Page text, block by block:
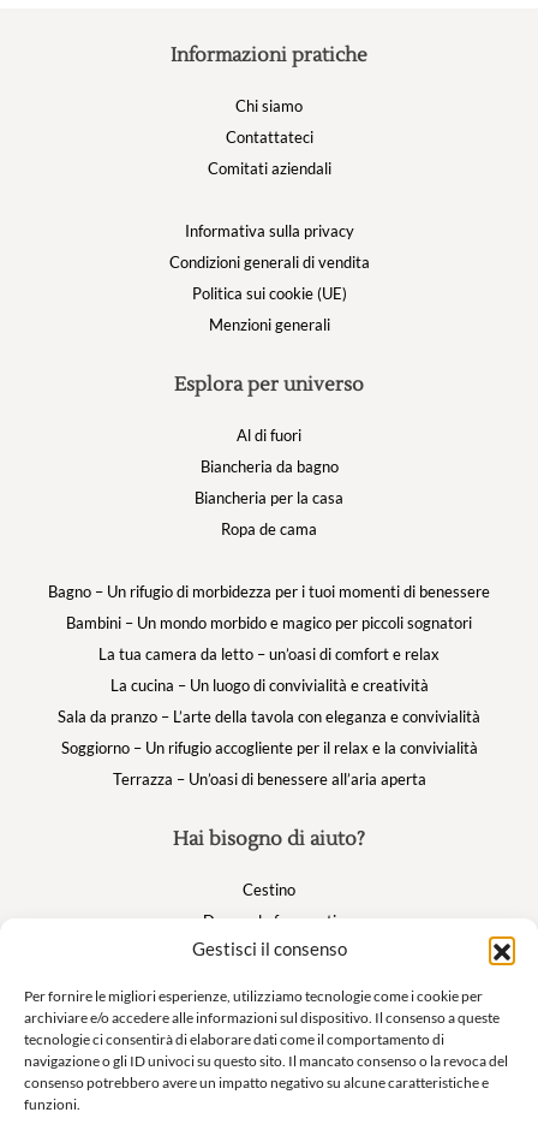
Gestisci il consenso
Per fornire le migliori esperienze, utilizziamo tecnologie come i cookie per
archiviare e/o accedere alle informazioni sul dispositivo. Il consenso a queste
tecnologie ci consentirà di elaborare dati come il comportamento di
navigazione o gli ID univoci su questo sito. Il mancato consenso o la revoca del
consenso potrebbero avere un impatto negativo su alcune caratteristiche e
funzioni.
Hai bisogno di aiuto?
Cestino
Domande frequenti
Il mio account
Suivez nous
Informazioni pratiche
Chi siamo
Contattateci
Comitati aziendali
Informativa sulla privacy
Condizioni generali di vendita
Politica sui cookie (UE)
Menzioni generali
Esplora per universo
Al di fuori
Biancheria da bagno
Biancheria per la casa
Ropa de cama
Bagno – Un rifugio di morbidezza per i tuoi momenti di benessere
Bambini – Un mondo morbido e magico per piccoli sognatori
La tua camera da letto – un’oasi di comfort e relax
La cucina – Un luogo di convivialità e creatività
Sala da pranzo – L’arte della tavola con eleganza e convivialità
Soggiorno – Un rifugio accogliente per il relax e la convivialità
Terrazza – Un’oasi di benessere all’aria aperta